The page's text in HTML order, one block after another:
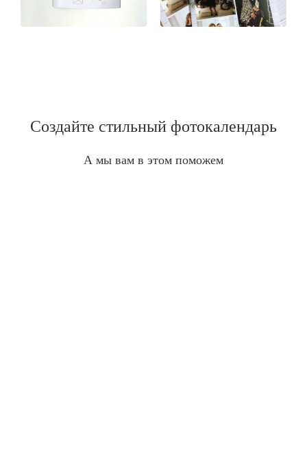
Создайте стильный фотокалендарь
А мы вам в этом поможем